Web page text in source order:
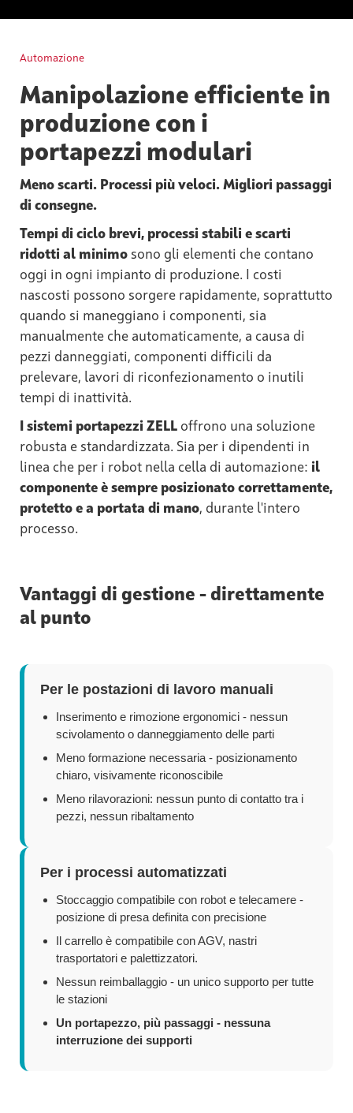
Automazione
Manipolazione efficiente in
produzione con i
portapezzi modulari
Meno scarti. Processi più veloci. Migliori passaggi
di consegne.
Tempi di ciclo brevi, processi stabili e scarti
ridotti al minimo sono gli elementi che contano
oggi in ogni impianto di produzione. I costi
nascosti possono sorgere rapidamente, soprattutto
quando si maneggiano i componenti, sia
manualmente che automaticamente, a causa di
pezzi danneggiati, componenti difficili da
prelevare, lavori di riconfezionamento o inutili
tempi di inattività.
I sistemi portapezzi ZELL offrono una soluzione
robusta e standardizzata. Sia per i dipendenti in
linea che per i robot nella cella di automazione: il
componente è sempre posizionato correttamente,
protetto e a portata di mano, durante l'intero
processo.
Vantaggi di gestione - direttamente
al punto
Per le postazioni di lavoro manuali
Inserimento e rimozione ergonomici - nessun
scivolamento o danneggiamento delle parti
Meno formazione necessaria - posizionamento
chiaro, visivamente riconoscibile
Meno rilavorazioni: nessun punto di contatto tra i
pezzi, nessun ribaltamento
Per i processi automatizzati
Stoccaggio compatibile con robot e telecamere -
posizione di presa definita con precisione
Il carrello è compatibile con AGV, nastri
trasportatori e palettizzatori.
Nessun reimballaggio - un unico supporto per tutte
le stazioni
Un portapezzo, più passaggi - nessuna
interruzione dei supporti